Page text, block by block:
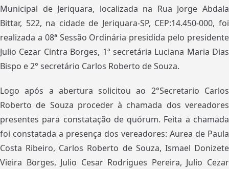
Municipal de Jeriquara, localizada na Rua Jorge Abdala
Bittar, 522, na cidade de Jeriquara-SP, CEP:14.450-000, foi
realizada a 08ª Sessão Ordinária presidida pelo presidente
Julio Cezar Cintra Borges, 1ª secretária Luciana Maria Dias
Bispo e 2° secretário Carlos Roberto de Souza.
Logo após a abertura solicitou ao 2°Secretario Carlos
Roberto de Souza proceder à chamada dos vereadores
presentes para constatação de quórum. Feita a chamada
foi constatada a presença dos vereadores: Aurea de Paula
Costa Ribeiro, Carlos Roberto de Souza, Ismael Donizete
Vieira Borges, Julio Cesar Rodrigues Pereira, Julio Cezar